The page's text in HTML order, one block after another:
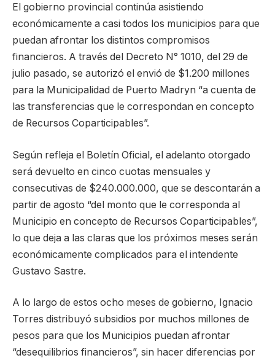
El gobierno provincial continúa asistiendo
económicamente a casi todos los municipios para que
puedan afrontar los distintos compromisos
financieros. A través del Decreto N° 1010, del 29 de
julio pasado, se autorizó el envió de $1.200 millones
para la Municipalidad de Puerto Madryn “a cuenta de
las transferencias que le correspondan en concepto
de Recursos Coparticipables”.
Según refleja el Boletín Oficial, el adelanto otorgado
será devuelto en cinco cuotas mensuales y
consecutivas de $240.000.000, que se descontarán a
partir de agosto “del monto que le corresponda al
Municipio en concepto de Recursos Coparticipables”,
lo que deja a las claras que los próximos meses serán
económicamente complicados para el intendente
Gustavo Sastre.
A lo largo de estos ocho meses de gobierno, Ignacio
Torres distribuyó subsidios por muchos millones de
pesos para que los Municipios puedan afrontar
“desequilibrios financieros”, sin hacer diferencias por